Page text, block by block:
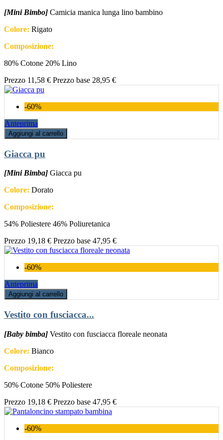
[Mini Bimbo] Camicia manica lunga lino bambino
Colore: Rigato
Composizione:
80% Cotone 20% Lino
Prezzo 11,58 € Prezzo base 28,95 €
-60%
Anteprima
Aggiungi al carrello
Giacca pu
[Mini Bimba] Giacca pu
Colore: Dorato
Composizione:
54% Poliestere 46% Poliuretanica
Prezzo 19,18 € Prezzo base 47,95 €
-60%
Anteprima
Aggiungi al carrello
Vestito con fusciacca...
[Baby bimba] Vestito con fusciacca floreale neonata
Colore: Bianco
Composizione:
50% Cotone 50% Poliestere
Prezzo 19,18 € Prezzo base 47,95 €
-60%